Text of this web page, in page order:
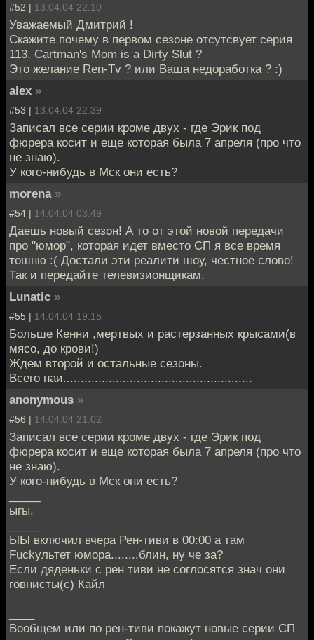
#52 | 13.04.04 22:10
Уважаемый Дмитрий !
Скажите почему в первом сезоне отсутсвует серия
113. Cartman's Mom is a Dirty Slut ?
Это желание Ren-Tv ? или Ваша недоработка ? :)
alex »
#53 | 13.04.04 22:39
Записал все серии кроме двух - где Эрик под
фюрера косит и еще которая была 7 апреля (про что
не знаю).
У кого-нибудь в Мск они есть?
morena »
#54 | 14.04.04 03:49
Даешь новый сезон! А то от этой новой передачи
про "юмор", которая идет вместо СП я все время
тошню :( Достали эти реалити шоу, честное слово!
Так и передайте телевизионщикам.
Lunatic »
#55 | 14.04.04 19:15
Больше Кенни ,мертвых и растерзанных крысами(в
мясо, до крови!)
Ждем второй и остальные сезоны.
Всего наи......................................................
anonymous »
#56 | 14.04.04 21:02
Записал все серии кроме двух - где Эрик под
фюрера косит и еще которая была 7 апреля (про что
не знаю).
У кого-нибудь в Мск они есть?
ыгы.
ЫЫ включил вчера Рен-тиви в 00:00 а там
Fuckультет юмора........блин, ну че за?
Если дяденьки с рен тиви не соглосятся знач они
говнисты(с) Кайл
Вообщем или по рен-тиви покажут новые серии СП